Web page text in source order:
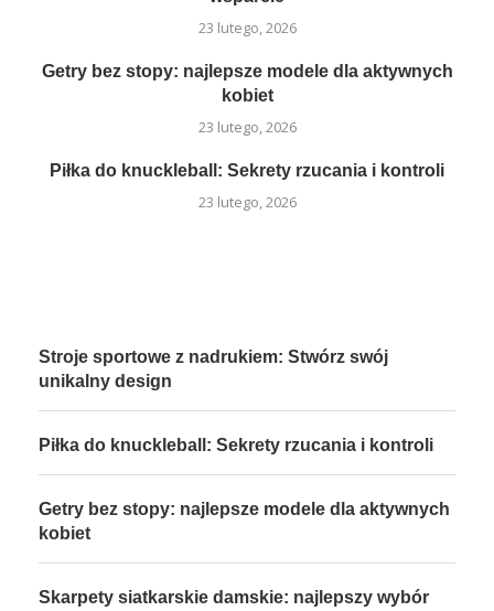
23 lutego, 2026
Getry bez stopy: najlepsze modele dla aktywnych
kobiet
23 lutego, 2026
Piłka do knuckleball: Sekrety rzucania i kontroli
23 lutego, 2026
Stroje sportowe z nadrukiem: Stwórz swój
unikalny design
Piłka do knuckleball: Sekrety rzucania i kontroli
Getry bez stopy: najlepsze modele dla aktywnych
kobiet
Skarpety siatkarskie damskie: najlepszy wybór